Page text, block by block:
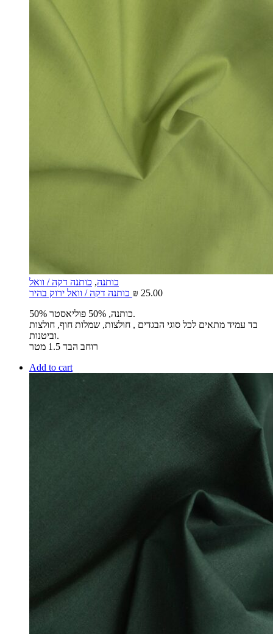
כותנה, כותנה דקה / וואל
₪ 25.00
50% כותנה, 50% פוליאסטר.
בד עמיד מתאים לכל סוגי הבגדים , חולצות, שמלות חוף, חולצות
וביטנות.
רוחב הבד 1.5 מטר
Add to cart